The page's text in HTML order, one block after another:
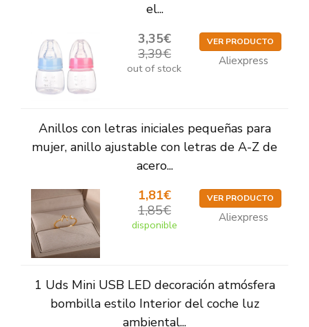
el...
3,35€
3,39€
out of stock
VER PRODUCTO
Aliexpress
Anillos con letras iniciales pequeñas para
mujer, anillo ajustable con letras de A-Z de
acero...
1,81€
1,85€
disponible
VER PRODUCTO
Aliexpress
1 Uds Mini USB LED decoración atmósfera
bombilla estilo Interior del coche luz
ambiental...